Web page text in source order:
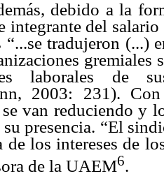
debido a la
integrante del
“...se tradujeron (...)
gremiales
laborales de
2003: 231).
van reduciendo y
presencia. “El
de los intereses de
de la UAEM6.